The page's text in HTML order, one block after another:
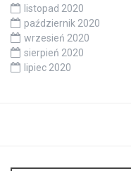
listopad 2020
październik 2020
wrzesień 2020
sierpień 2020
lipiec 2020